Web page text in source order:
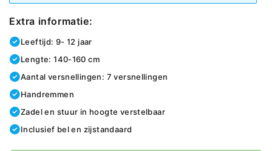
Extra informatie:
Leeftijd: 9- 12 jaar
Lengte: 140-160 cm
Aantal versnellingen: 7 versnellingen
Handremmen
Zadel en stuur in hoogte verstelbaar
Inclusief bel en zijstandaard